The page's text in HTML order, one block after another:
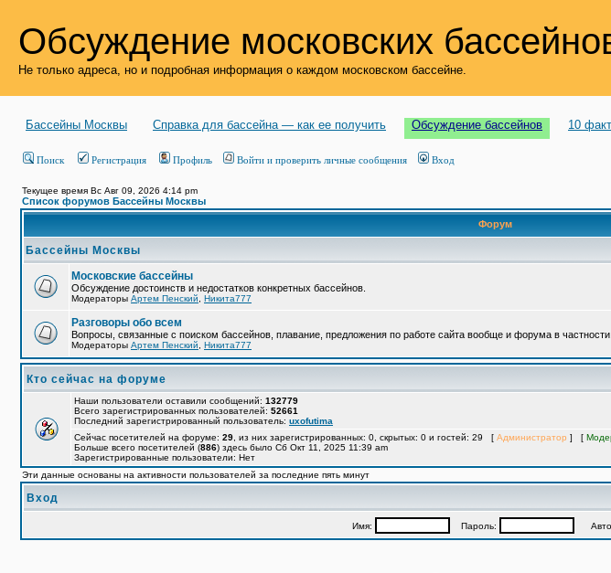
Обсуждение московских
Не только адреса, но и подробная информация о каждом московском бассейне.
Бассейны Москвы Справка для бассейна — как ее получить Обсуждение бассейнов 10
Поиск Регистрация Профиль Войти и проверить личные сообщения Вход
Текущее время Вс Авг 09, 2026 4:14 pm
Список форумов Бассейны Москвы
Форум
Бассейны Москвы
Московские бассейны
Обсуждение достоинств и недостатков конкретных бассейнов.
Модераторы Артем Пенский Никита777
Разговоры обо всем
Вопросы, связанные с поиском бассейнов, плавание, предложения по работе сайта вообще и форума в частности.
Модераторы Артем Пенский Никита777
Кто сейчас на форуме
Наши пользователи оставили сообщений: 132779
Всего зарегистрированных пользователей: 52661
Последний зарегистрированный пользователь: uxofutima
Сейчас посетителей на форуме: 29 , из них зарегистрированных: 0, скрытых: 0 и гостей: 29 [ Администратор ] [
Больше всего посетителей (886) здесь было Сб Окт 11, 2025 11:39 am
Зарегистрированные пользователи: Нет
Эти данные основаны на активности пользователей за последние пять минут
Вход
Имя: Пароль: